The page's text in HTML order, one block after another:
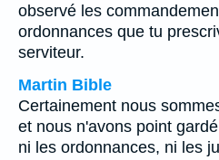
observé les
ordonnances que tu
serviteur.
Martin Bible
Certainement nous
et nous n'avons point
ni les ordonnances, ni les